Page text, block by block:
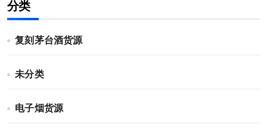
分类
复刻茅台酒货源
未分类
电子烟货源